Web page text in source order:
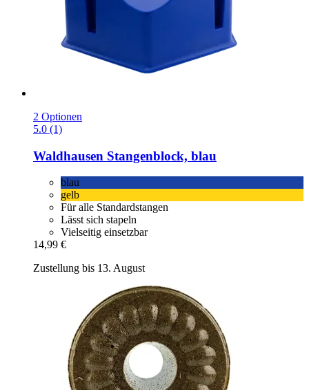
2 Optionen
5.0 (1)
Waldhausen Stangenblock, blau
blau
gelb
Für alle Standardstangen
Lässt sich stapeln
Vielseitig einsetzbar
14,99 €
Zustellung bis 13. August